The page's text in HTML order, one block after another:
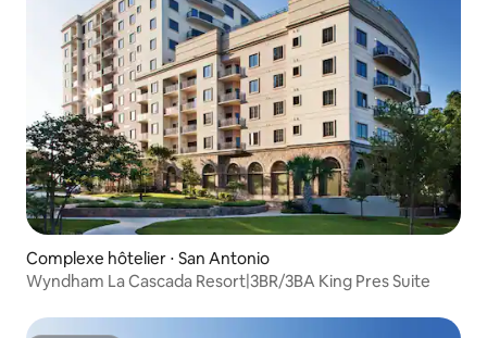
Complexe hôtelier ⋅ San Antonio
Wyndham La Cascada Resort|3BR/3BA King Pres Suite